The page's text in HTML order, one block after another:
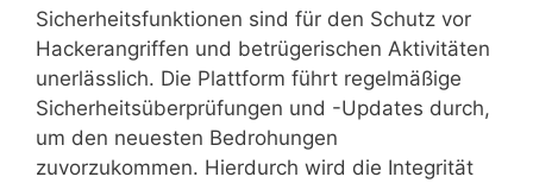
Sicherheitsfunktionen sind für den Schutz vor
Hackerangriffen und betrügerischen Aktivitäten
unerlässlich. Die Plattform führt regelmäßige
Sicherheitsüberprüfungen und -Updates durch,
um den neuesten Bedrohungen
zuvorzukommen. Hierdurch wird die Integrität